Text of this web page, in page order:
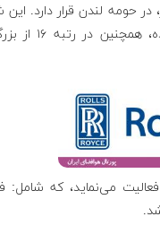
حومه لندن قرار دارد.
سومین تولیدکننده موتورهای هواگرد
می‌نماید، که شامل: